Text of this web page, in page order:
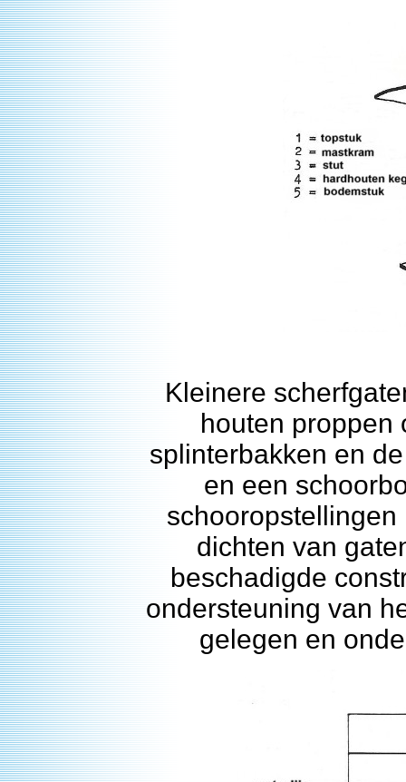
Kleinere
houten proppen
splinterbakken en
en een
dichten van
beschadigde
ondersteuning van
gelegen en